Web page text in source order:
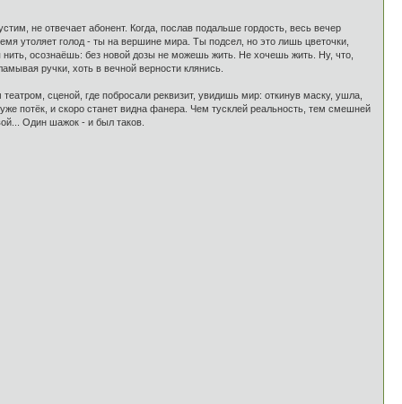
не отвечает абонент. Когда, послав подальше гордость, весь вечер
утоляет голод - ты на вершине мира. Ты подсел, но это лишь цветочки,
осознаёшь: без новой дозы не можешь жить. Не хочешь жить. Ну, что,
ручки, хоть в вечной верности клянись.
сценой, где побросали реквизит, увидишь мир: откинув маску, ушла,
потёк, и скоро станет видна фанера. Чем тусклей реальность, тем смешней
Один шажок - и был таков.